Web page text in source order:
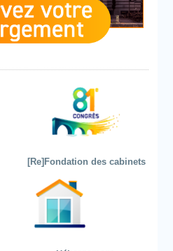
[Re]Fondation des cabinets